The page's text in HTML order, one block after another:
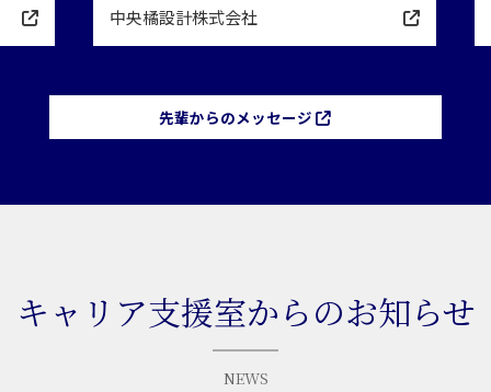
中央橘設計株式会社
ム」
先輩からのメッセージ
キャリア支援室からのお知らせ
NEWS